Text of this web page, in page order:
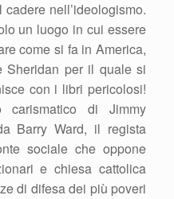
nell’ideologismo.
un luogo in cui essere
come si fa in America,
Sheridan per il quale si
con i libri pericolosi!
carismatico di Jimmy
Barry Ward, il regista
sociale che oppone
e chiesa cattolica
di difesa dei più poveri